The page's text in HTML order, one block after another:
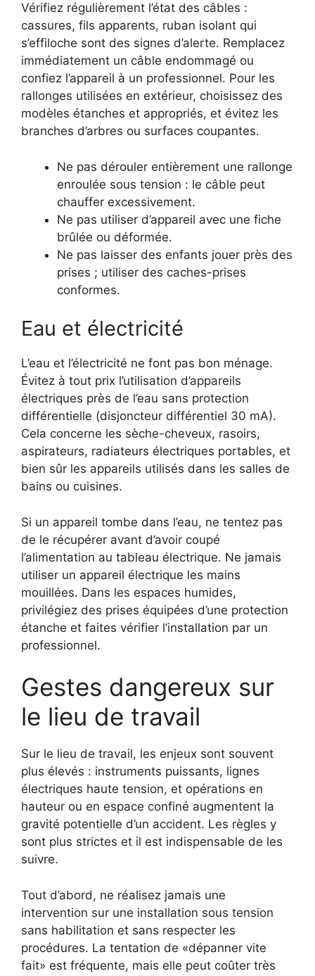
Vérifiez régulièrement l’état des câbles :
cassures, fils apparents, ruban isolant qui
s’effiloche sont des signes d’alerte. Remplacez
immédiatement un câble endommagé ou
confiez l’appareil à un professionnel. Pour les
rallonges utilisées en extérieur, choisissez des
modèles étanches et appropriés, et évitez les
branches d’arbres ou surfaces coupantes.
Ne pas dérouler entièrement une rallonge
enroulée sous tension : le câble peut
chauffer excessivement.
Ne pas utiliser d’appareil avec une fiche
brûlée ou déformée.
Ne pas laisser des enfants jouer près des
prises ; utiliser des caches-prises
conformes.
Eau et électricité
L’eau et l’électricité ne font pas bon ménage.
Évitez à tout prix l’utilisation d’appareils
électriques près de l’eau sans protection
différentielle (disjoncteur différentiel 30 mA).
Cela concerne les sèche-cheveux, rasoirs,
aspirateurs, radiateurs électriques portables, et
bien sûr les appareils utilisés dans les salles de
bains ou cuisines.
Si un appareil tombe dans l’eau, ne tentez pas
de le récupérer avant d’avoir coupé
l’alimentation au tableau électrique. Ne jamais
utiliser un appareil électrique les mains
mouillées. Dans les espaces humides,
privilégiez des prises équipées d’une protection
étanche et faites vérifier l’installation par un
professionnel.
Gestes dangereux sur
le lieu de travail
Sur le lieu de travail, les enjeux sont souvent
plus élevés : instruments puissants, lignes
électriques haute tension, et opérations en
hauteur ou en espace confiné augmentent la
gravité potentielle d’un accident. Les règles y
sont plus strictes et il est indispensable de les
suivre.
Tout d’abord, ne réalisez jamais une
intervention sur une installation sous tension
sans habilitation et sans respecter les
procédures. La tentation de «dépanner vite
fait» est fréquente, mais elle peut coûter très